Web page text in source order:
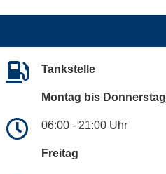
Tankstelle
Montag bis Donnerstag
06:00 - 21:00 Uhr
Freitag